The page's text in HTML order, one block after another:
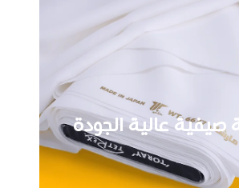
صيفية عالية الجودة